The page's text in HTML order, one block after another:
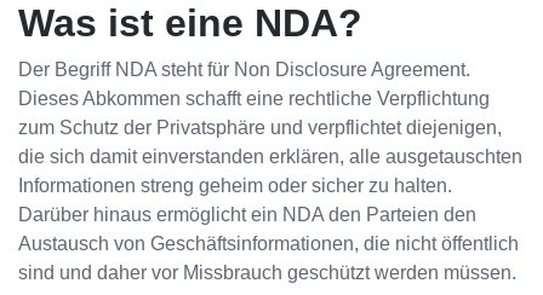
Was ist eine NDA?
Der Begriff NDA steht für Non Disclosure Agreement.
Dieses Abkommen schafft eine rechtliche Verpflichtung
zum Schutz der Privatsphäre und verpflichtet diejenigen,
die sich damit einverstanden erklären, alle ausgetauschten
Informationen streng geheim oder sicher zu halten.
Darüber hinaus ermöglicht ein NDA den Parteien den
Austausch von Geschäftsinformationen, die nicht öffentlich
sind und daher vor Missbrauch geschützt werden müssen.